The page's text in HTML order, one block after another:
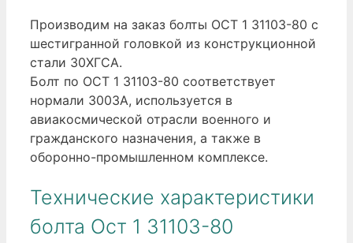
Производим на заказ болты ОСТ 1 31103-80 с
шестигранной головкой из конструкционной
стали 30ХГСА.
Болт по ОСТ 1 31103-80 соответствует
нормали 3003А, используется в
авиакосмической отрасли военного и
гражданского назначения, а также в
оборонно-промышленном комплексе.
Технические характеристики
болта Ост 1 31103-80